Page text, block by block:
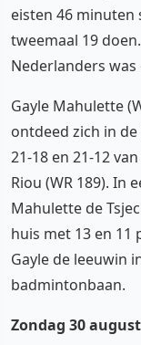
eisten 46
tweemaal 19
Nederlanders was
Gayle Mahulette
ontdeed zich in
21-18 en 21-12
Riou (WR 189). In
Mahulette de
huis met 13 en 11
Gayle de leeuwin
badmintonbaan.
Zondag 30